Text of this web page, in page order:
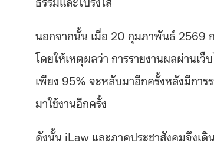
นอกจากนั้น เมื่อ 20 กุมภาพันธ์ 2569
โดยให้เหตุผลว่า การรายงานผลผ่านเ
เพียง 95% จะหลับมาอีกครั้งหลังมีกา
มาใช้งานอีกครั้ง
ดังนั้น iLaw และภาคประชาสังคมจึงเดิ